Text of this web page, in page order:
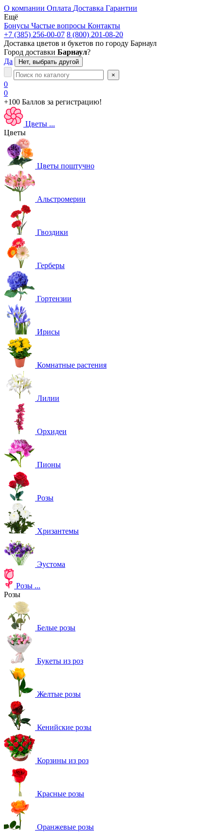
О компании Оплата Доставка Гарантии
Ещё
Бонусы Частые вопросы Контакты
+7 (385) 256-00-07 8 (800) 201-08-20
Доставка цветов и букетов по городу Барнаул
Город доставки Барнаул?
Да
Нет, выбрать другой
×
0
0
+100 Баллов за регистрацию!
Цветы ...
Цветы
Цветы поштучно
Альстромерии
Гвоздики
Герберы
Гортензии
Ирисы
Комнатные растения
Лилии
Орхидеи
Пионы
Розы
Хризантемы
Эустома
Розы ...
Розы
Белые розы
Букеты из роз
Желтые розы
Кенийские розы
Корзины из роз
Красные розы
Оранжевые розы